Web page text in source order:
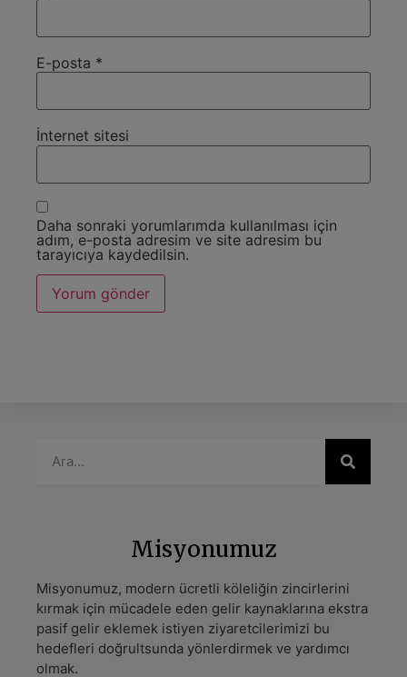
E-posta *
İnternet sitesi
Daha sonraki yorumlarımda kullanılması için
adım, e-posta adresim ve site adresim bu
tarayıcıya kaydedilsin.
Misyonumuz
Misyonumuz, modern ücretli köleliğin zincirlerini
kırmak için mücadele eden gelir kaynaklarına ekstra
pasif gelir eklemek istiyen ziyaretcilerimizi bu
hedefleri doğrultsunda yönlerdirmek ve yardımcı
olmak.